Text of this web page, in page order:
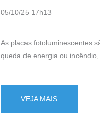
05/10/25 17h13
As placas fotoluminescentes
queda de energia ou
VEJA MAIS